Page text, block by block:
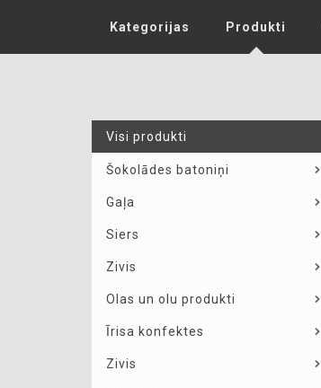
Kategorijas Produkti
Visi produkti
Šokolādes batoniņi
Gaļa
Siers
Zivis
Olas un olu produkti
Īrisa konfektes
Zivis